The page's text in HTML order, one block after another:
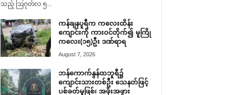
သည့် ဩဂုတ်လ ၅...
ကန်ချနပူရီက ကလေးထိန်း
ကျောင်းကို ကားဝင်တိုက်၍ မူကြို
ကလေး(၁၅)ဦး ဒဏ်ရာရ
August 7, 2026
ဘန်ကောက်နွန်ထဘူရီ၌
ကျောင်းသားတစ်ဦး သေနတ်ဖြင့်
ပစ်ခတ်မှုဖြစ်၊ အဖိုးအဖွား